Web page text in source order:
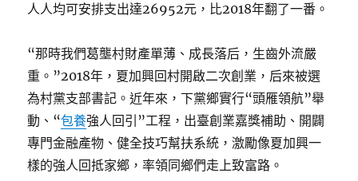
人人均可安排支出達26952元，比2018年翻了一番。
“那時我們葛壟村財產單薄、成長落后，生齒外流嚴
重。”2018年，夏加興回村開啟二次創業，后來被選
為村黨支部書記。近年來，下黨鄉實行“頭雁領航”舉
動、“包養強人回引”工程，出臺創業嘉獎補助、開闢
專門金融產物、健全技巧幫扶系統，激勵像夏加興一
樣的強人回抵家鄉，率領同鄉們走上致富路。